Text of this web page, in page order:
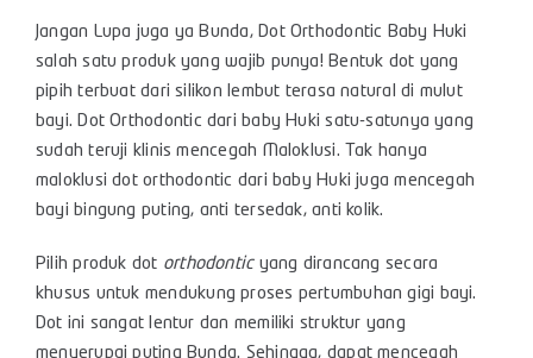
Jangan Lupa juga ya Bunda, Dot Orthodontic Baby Huki
salah satu produk yang wajib punya! Bentuk dot yang
pipih terbuat dari silikon lembut terasa natural di mulut
bayi. Dot Orthodontic dari baby Huki satu-satunya yang
sudah teruji klinis mencegah Maloklusi. Tak hanya
maloklusi dot orthodontic dari baby Huki juga mencegah
bayi bingung puting, anti tersedak, anti kolik.
Pilih produk dot orthodonticyang dirancang secara
khusus untuk mendukung proses pertumbuhan gigi bayi.
Dot ini sangat lentur dan memiliki struktur yang
menyerupai puting Bunda. Sehingga, dapat mencegah